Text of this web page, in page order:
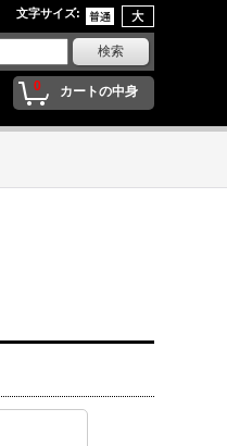
文字サイズ:
0 カートの中身